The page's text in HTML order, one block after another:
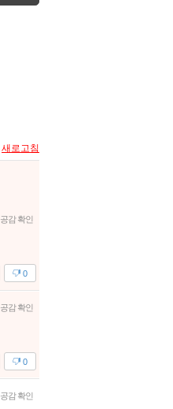
새로고침
공감 확인
0
공감 확인
0
공감 확인